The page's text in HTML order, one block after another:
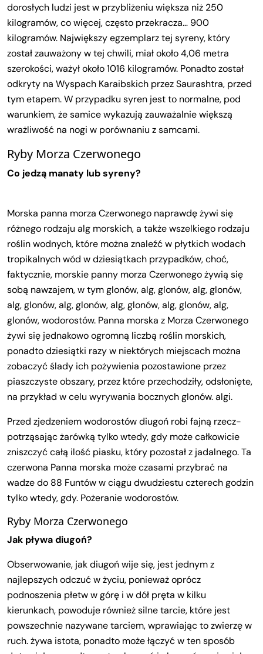
dorosłych ludzi jest w przybliżeniu większa niż 250
kilogramów, co więcej, często przekracza… 900
kilogramów. Największy egzemplarz tej syreny, który
został zauważony w tej chwili, miał około 4,06 metra
szerokości, ważył około 1016 kilogramów. Ponadto został
odkryty na Wyspach Karaibskich przez Saurashtra, przed
tym etapem. W przypadku syren jest to normalne, pod
warunkiem, że samice wykazują zauważalnie większą
wrażliwość na nogi w porównaniu z samcami.
Ryby Morza Czerwonego
Co jedzą manaty lub syreny?
Morska panna morza Czerwonego naprawdę żywi się
różnego rodzaju alg morskich, a także wszelkiego rodzaju
roślin wodnych, które można znaleźć w płytkich wodach
tropikalnych wód w dziesiątkach przypadków, choć,
faktycznie, morskie panny morza Czerwonego żywią się
sobą nawzajem, w tym glonów, alg, glonów, alg, glonów,
alg, glonów, alg, glonów, alg, glonów, alg, glonów, alg,
glonów, wodorostów. Panna morska z Morza Czerwonego
żywi się jednakowo ogromną liczbą roślin morskich,
ponadto dziesiątki razy w niektórych miejscach można
zobaczyć ślady ich pożywienia pozostawione przez
piaszczyste obszary, przez które przechodziły, odsłonięte,
na przykład w celu wyrywania bocznych glonów. algi.
Przed zjedzeniem wodorostów diugoń robi fajną rzecz-
potrząsając żarówką tylko wtedy, gdy może całkowicie
zniszczyć całą ilość piasku, który pozostał z jadalnego. Ta
czerwona Panna morska może czasami przybrać na
wadze do 88 Funtów w ciągu dwudziestu czterech godzin
tylko wtedy, gdy. Pożeranie wodorostów.
Ryby Morza Czerwonego
Jak pływa diugoń?
Obserwowanie, jak diugoń wije się, jest jednym z
najlepszych odczuć w życiu, ponieważ oprócz
podnoszenia płetw w górę i w dół pręta w kilku
kierunkach, powoduje również silne tarcie, które jest
powszechnie nazywane tarciem, wprawiając to zwierzę w
ruch. żywa istota, ponadto może łączyć w ten sposób